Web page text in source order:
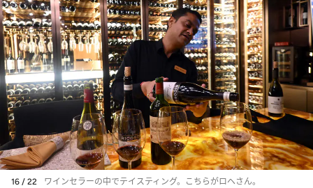
16 / 22 ワインセラーの中でテイスティング。こちらがロヘさん。